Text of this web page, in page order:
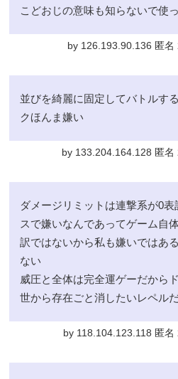
こどおじの意味も知らないで使
by 126.193.90.136 匿名
並びを綺麗に固定してバトルす
クほんま嫌い
by 133.204.164.128 匿名
ダメージリミットは連撃系が0
スで嫌いなんであってゲーム自
訳ではないから私も嫌いではあ
ない
威圧と全体は完全運ゲーだから
世から存在ごと消したいレペル
by 118.104.123.118 匿名